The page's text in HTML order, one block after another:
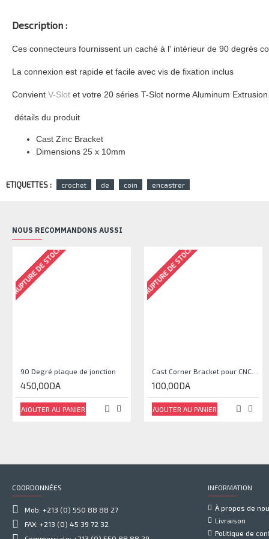
Description :
Ces connecteurs fournissent un caché à l' intérieur de 90 degrés
La connexion est rapide et facile avec vis de fixation inclus
Convient V-Slot et votre 20 séries T-Slot norme Aluminum
détails du produit
Cast Zinc Bracket
Dimensions 25 x 10mm
ETIQUETTES : crochet de coin encastrer
NOUS RECOMMANDONS AUSSI
RUPTURE DE STOCK
90 Degré plaque de jonction
450,00DA
AJOUTER AU PANIER
RUPTURE DE STOCK
Cast Corner Bracket pour CNC, Imprimante 3D
100,00DA
AJOUTER AU PANIER
COORDONNÉES
Mob: +213 (0) 550 88 88 27
FAX: +213 (0) 45 39 72 32
INFORMATION
À propos de
Livraison
Politique de